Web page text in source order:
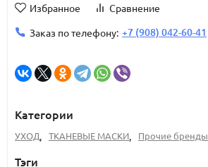
Избранное
Сравнение
Заказ по телефону: +7 (908) 042-60-41
Категории
УХОД, ТКАНЕВЫЕ МАСКИ, Прочие бренды
Тэги